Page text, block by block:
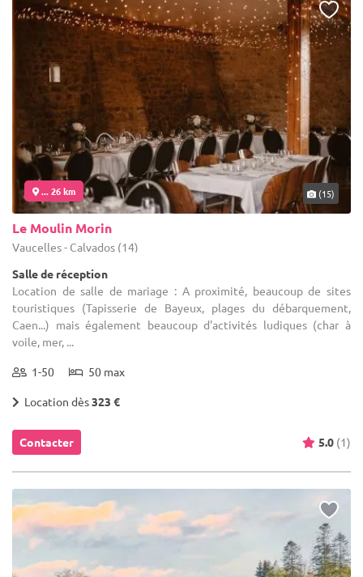
... 26 km (15)
Le Moulin Morin
Vaucelles - Calvados (14)
Salle de réception
Location de salle de mariage : A proximité, beaucoup de sites
touristiques (Tapisserie de Bayeux, plages du débarquement,
Caen...) mais également beaucoup d'activités ludiques (char à
voile, mer, ...
1-50 50 max
Location dès323 €
Contacter 5.0 (1)